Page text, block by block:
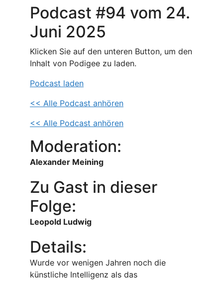
Podcast #94 vom 24.
Juni 2025
Klicken Sie auf den unteren Button, um den
Inhalt von Podigee zu laden.
Podcast laden
<< Alle Podcast anhören
<< Alle Podcast anhören
Moderation:
Alexander Meining
Zu Gast in dieser
Folge:
Leopold Ludwig
Details:
Wurde vor wenigen Jahren noch die
künstliche Intelligenz als das